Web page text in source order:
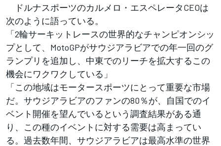
ドルナスポーツのカルメロ・エスペレータCEOは
次のように語っている。
「2輪サーキットレースの世界的なチャンピオンシッ
プとして、MotoGPがサウジアラビアでの年一回のグ
ランプリを追加し、中東でのリーチを拡大するこの
機会にワクワクしている」
「この地域はモータースポーツにとって重要な市場
だ。サウジアラビアのファンの80％が、自国でのイ
ベント開催を望んでいるという調査結果がある通
り、この種のイベントに対する需要は高まってい
る。過去数年間、サウジアラビアは最高水準の世界